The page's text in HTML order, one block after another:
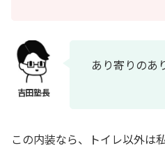
あり寄りのあ
この内装なら、トイレ以外は